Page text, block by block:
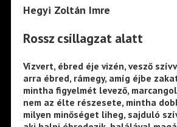
Hegyi Zoltán Imre
Rossz csillagzat alatt
Vízvert, ébred éje vizén, vesző
arra ébred, rámegy, amíg éjbe
mintha figyelmét levező,
nem az élte részesete, mintha
milyen minőséget liheg, sajduló